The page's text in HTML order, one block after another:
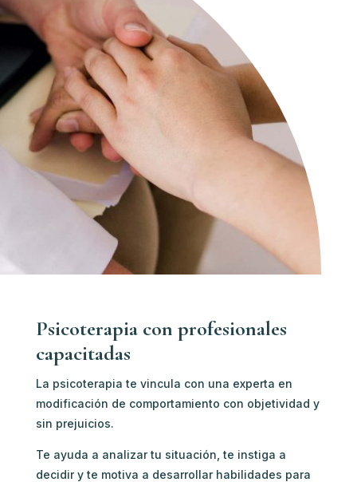
Psicoterapia con profesionales
capacitadas
La psicoterapia te vincula con una experta en
modificación de comportamiento con objetividad y
sin prejuicios.
Te ayuda a analizar tu situación, te instiga a
decidir y te motiva a desarrollar habilidades para